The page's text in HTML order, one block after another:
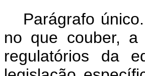
Parágrafo
no que couber, a
regulatórios da